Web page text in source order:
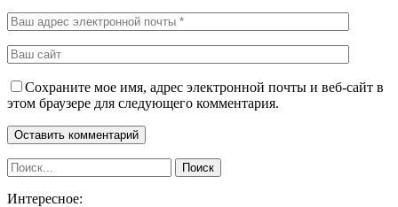
Сохраните мое имя, адрес электронной почты и веб-сайт в
этом браузере для следующего комментария.
Интересное: